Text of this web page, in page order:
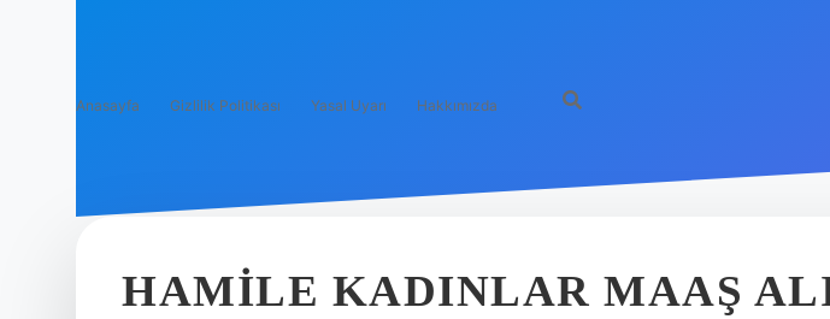
Anasayfa Gizlilik Politikası Yasal Uyarı Hakkımızda
HAMILE KADINLAR MAAŞ